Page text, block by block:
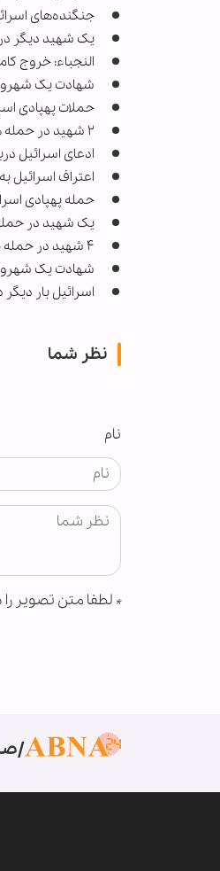
جنگنده‌های
یک شهید دیگر
النجباء: خروج
شهادت یک
حملات پهپادی
۲ شهید در حمله هوایی اسرائیل به خودرویی در جنوب لبنان
ادعای اسرائیل
اعتراف اسرائیل به زخمی شدن ۷
حمله پهپادی
یک شهید در حمله
۴ شهید در حمله به یک خودرو در شرق لبنان/ اسرائیل مدعی ترور نیروهای جهاد اسلامی شد
شهادت یک
اسرائیل بار
نظر شما
نام
* لطفا متن تصویر